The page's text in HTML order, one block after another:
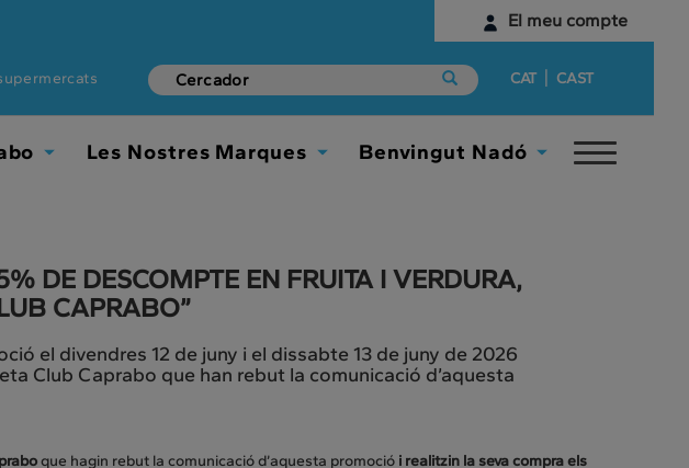
El meu compte
Identifica't
Comença aquí
CAT | CAST
Les Nostres Marques Benvingut Nadó
Toggle
DE DESCOMPTE EN FRUITA I VERDURA,
CAPRABO”
el divendres 12 de juny i el dissabte 13 de juny de 2026
Club Caprabo que han rebut la comunicació d’aquesta
que hagin rebut la comunicació d’aquesta promoció i realitzin la seva compra els